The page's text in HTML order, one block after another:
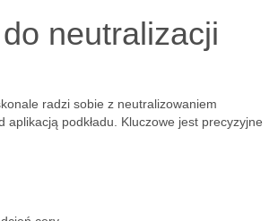
neutralizacji
radzi sobie z neutralizowaniem
podkładu. Kluczowe jest precyzyjne